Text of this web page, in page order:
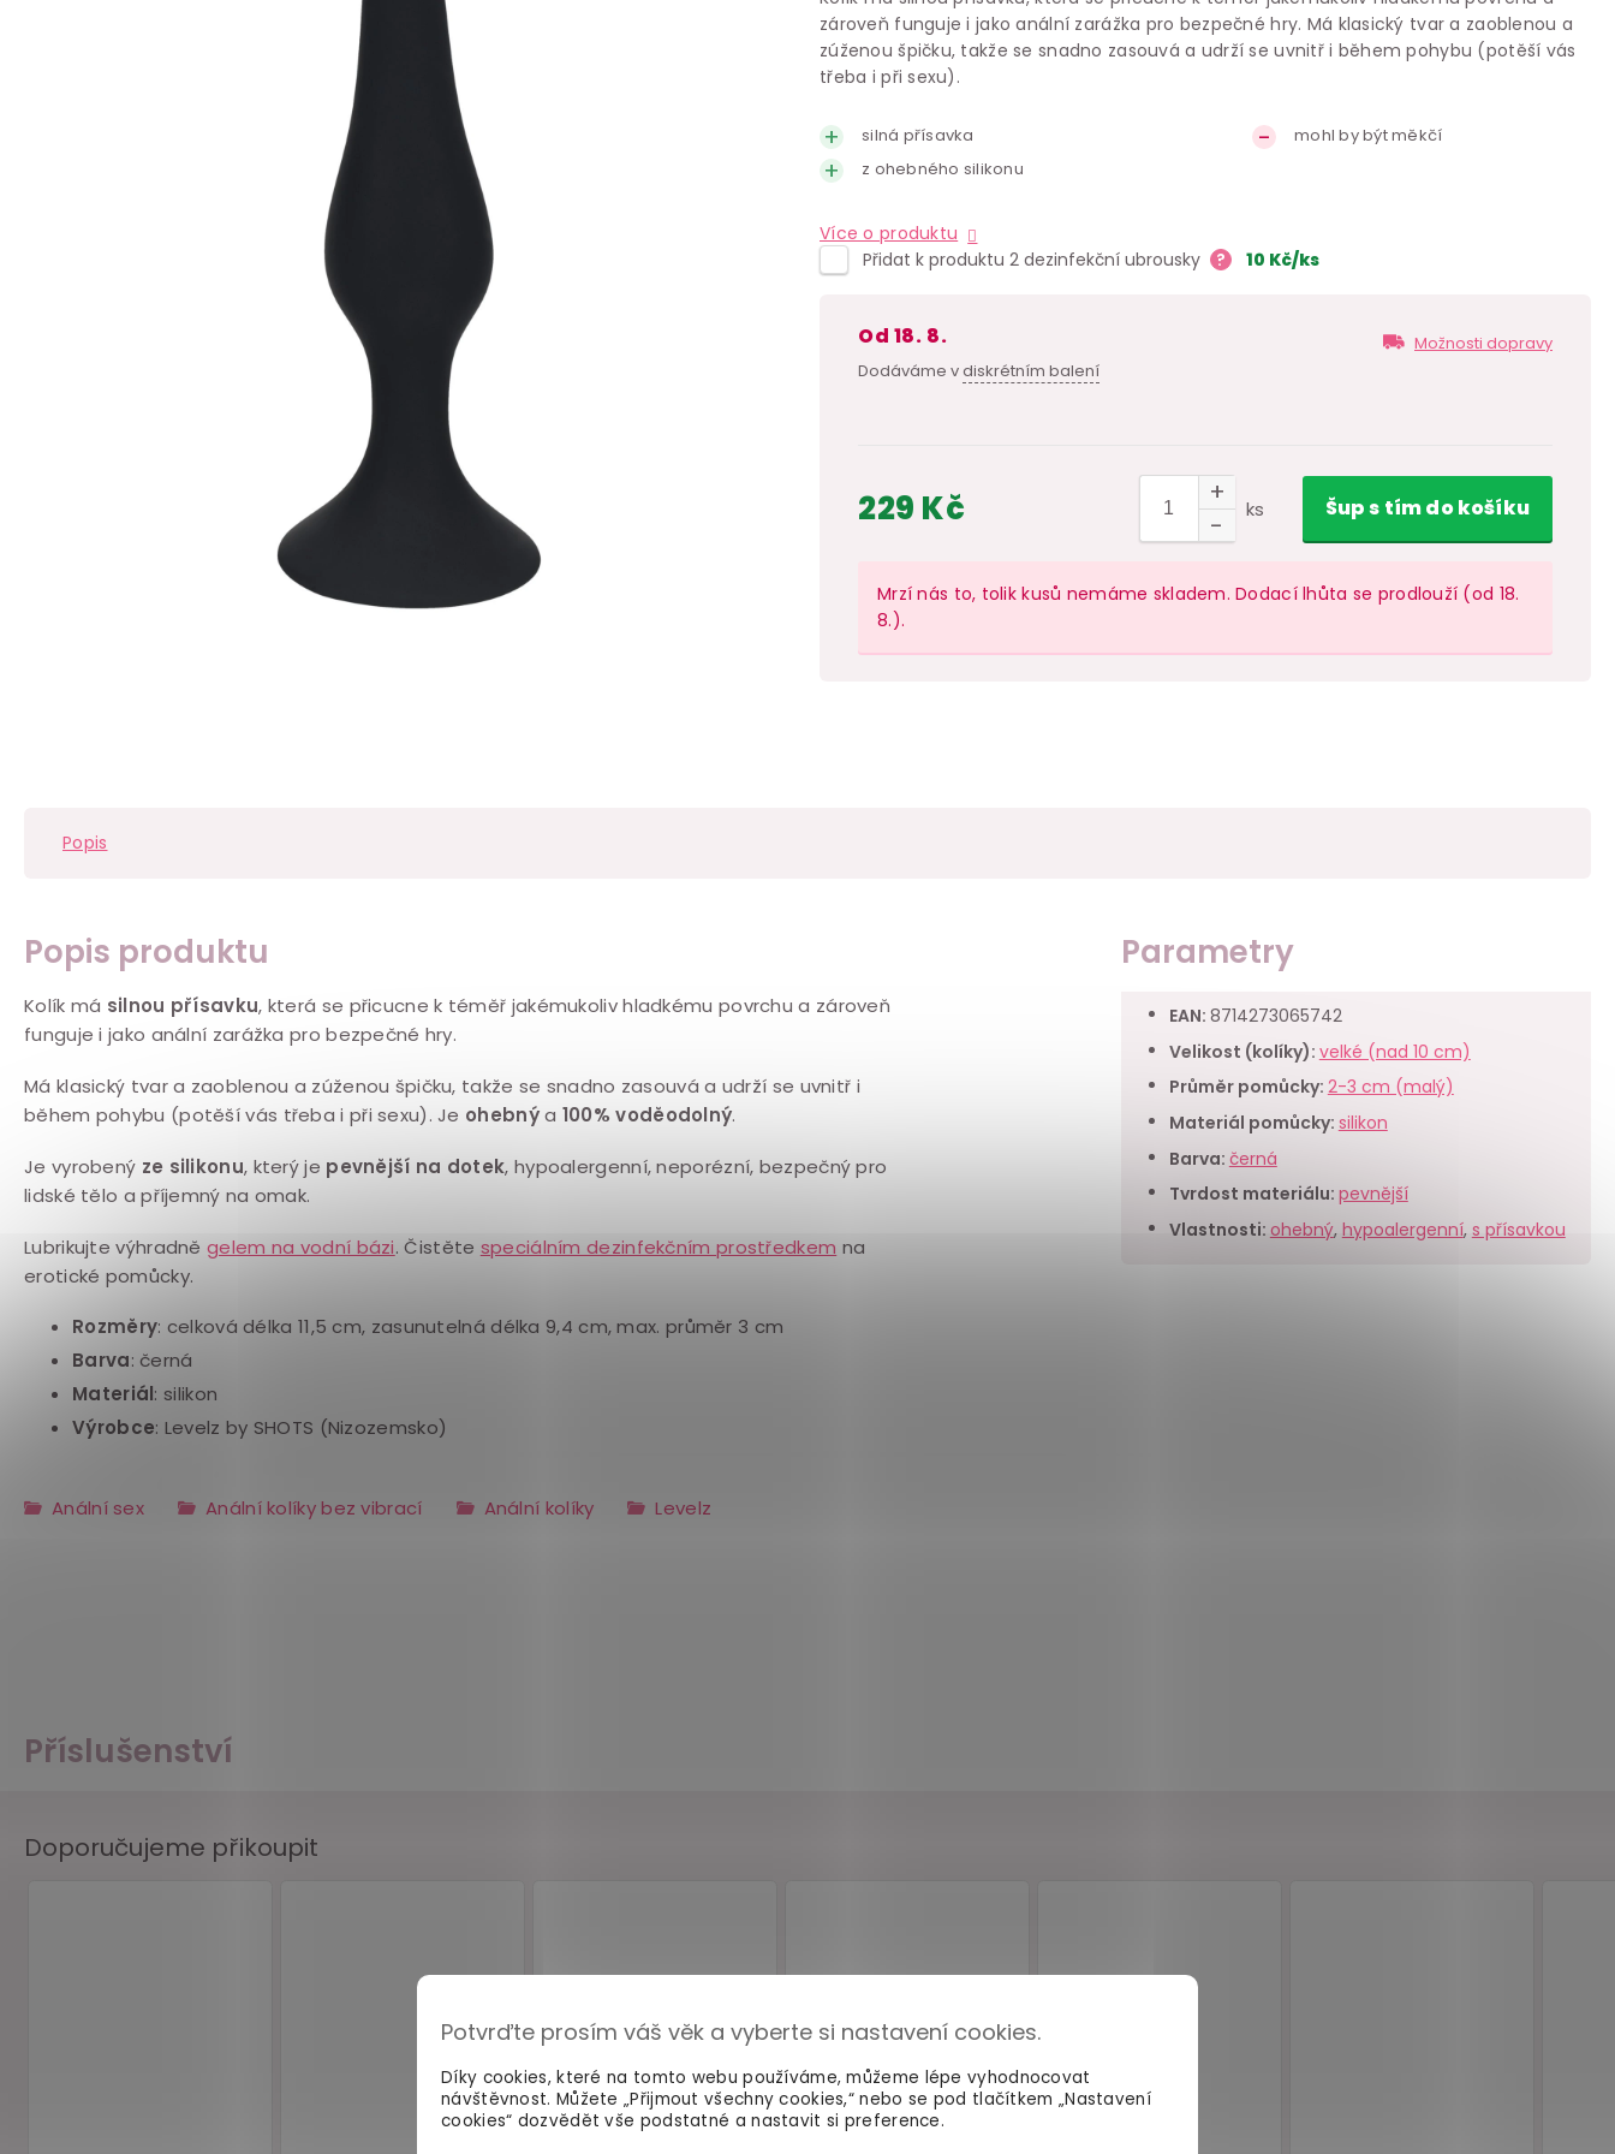
Potvrďte prosím váš věk a vyberte si nastavení cookies.
Díky cookies, které na tomto webu používáme, můžeme lépe vyhodnocovat
návštěvnost. Můžete „Přijmout všechny cookies,“ nebo se pod tlačítkem „Nastavení
cookies“ dozvědět vše podstatné a nastavit si preference.
zároveň funguje i jako anální zarážka pro bezpečné hry. Má klasický tvar a zaoblenou a
zúženou špičku, takže se snadno zasouvá a udrží se uvnitř i během pohybu (potěší vás
třeba i při sexu).
silná přísavka
z ohebného silikonu
mohl by být měkčí
Více o produktu
Přidat k produktu 2 dezinfekční ubrousky
? 10 Kč/ks
od 18. 8.
Dodáváme vdiskrétním balení
Možnosti dopravy
229 Kč ks Šups tímdo košíku
Mrzí nás to, tolik kusů nemáme skladem. Dodací lhůta se prodlouží (od 18.
8.).
Příslušenství
Popis
Popis produktu
Kolík má silnou přísavku, která se přicucne k téměř jakémukoliv hladkému povrchu a zároveň
funguje i jako anální zarážka pro bezpečné hry.
Má klasický tvar a zaoblenou a zúženou špičku, takže se snadno zasouvá a udrží se uvnitř i
během pohybu (potěší vás třeba i při sexu). Je ohebnýa 100% voděodolný.
Je vyrobený ze silikonu, který je pevnější na dotek, hypoalergenní, neporézní, bezpečný pro
lidské tělo a příjemný na omak.
Lubrikujte výhradněgelem na vodní bázi. Čistěte speciálním dezinfekčním prostředkem na
erotické pomůcky.
Rozměry: celková délka 11,5 cm, zasunutelná délka 9,4 cm, max. průměr 3 cm
Barva: černá
Materiál: silikon
Výrobce: Levelz by SHOTS (Nizozemsko)
Anální sex Anální kolíky bez vibrací Anální kolíky Levelz
Parametry
EAN: 8714273065742
Velikost (kolíky): velké (nad 10 cm)
Průměr pomůcky: 2-3 cm (malý)
Materiál pomůcky: silikon
Barva: černá
Tvrdost materiálu: pevnější
Vlastnosti: ohebný, hypoalergenní, s přísavkou
Doporučujeme přikoupit